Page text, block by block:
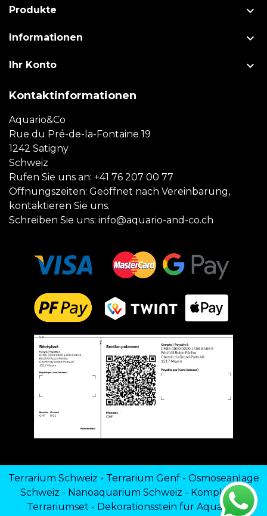
Produkte 
Informationen 
Ihr Konto 
Kontaktinformationen
Aquario&Co
Rue du Pré-de-la-Fontaine 19
1242 Satigny
Schweiz
Rufen Sie uns an: +41 76 207 00 77
Öffnungszeiten: Geöffnet nach Vereinbarung,
kontaktieren Sie uns.
Schreiben Sie uns: info@aquario-and-co.ch
Terrarium Schweiz - Terrarium Genf- Osmoseanlage
Schweiz - Nanoaquarium Schweiz - Komplettes
Terrariumset - Dekorationsstein für Aquarien